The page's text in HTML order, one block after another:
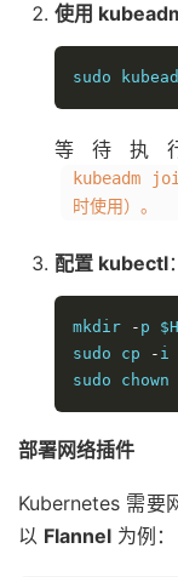
使用
sudo
等待执
kubeadm
时使用）。
配置 kubectl：
mkdir
- p
sudo cp
- i
sudo chown
部署网络插件
Kubernetes 需要
以 Flannel 为例：